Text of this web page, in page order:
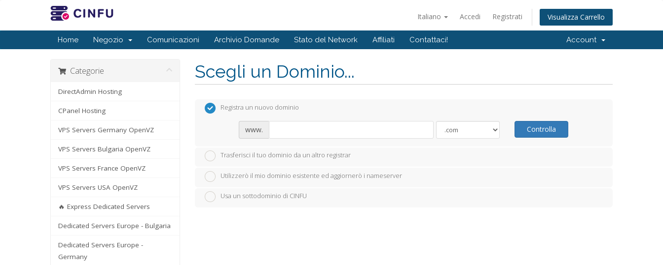
Italiano Accedi Registrati Visualizza Carrello
Home Negozio Comunicazioni Archivio Domande Stato del Network Affiliati Contattaci! Account
Scegli un Dominio...
Categorie
DirectAdmin Hosting
CPanel Hosting
VPS Servers Germany OpenVZ
VPS Servers Bulgaria OpenVZ
VPS Servers France OpenVZ
VPS Servers USA OpenVZ
🔥 Express Dedicated Servers
Dedicated Servers Europe - Bulgaria
Dedicated Servers Europe -
Germany
Registra un nuovo dominio
www. Controlla
Trasferisci il tuo dominio da un altro registrar
Utilizzerò il mio dominio esistente ed aggiornerò i nameserver
Usa un sottodominio di CINFU